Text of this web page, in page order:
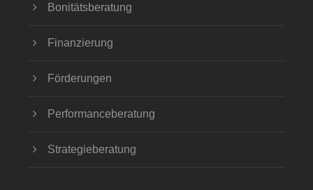
Bonitätsberatung
Finanzierung
Förderungen
Performanceberatung
Strategieberatung